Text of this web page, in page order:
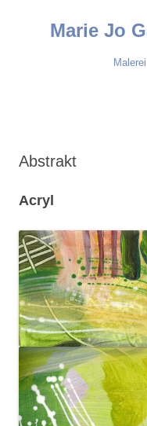
Marie Jo
Abstrakt
Acryl